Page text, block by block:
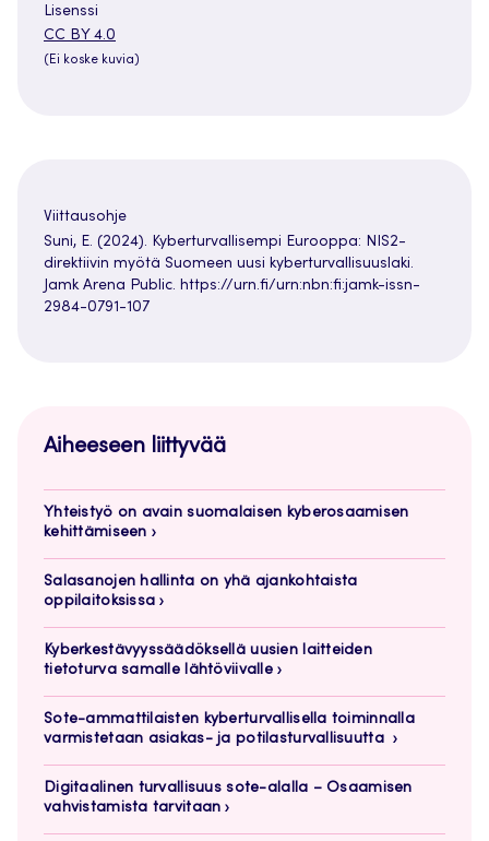
Lisenssi
CC BY 4.0
uuteen
(Ei koske kuvia)
Viittausohje
Suni, E. (2024). Kyberturvallisempi Eurooppa: NIS2-
direktiivin myötä Suomeen uusi kyberturvallisuuslaki.
Jamk Arena Public. https://urn.fi/urn:nbn:fi:jamk-issn-
2984-0791-107
Aiheeseen liittyvää
Yhteistyö on avain suomalaisen kyberosaamisen
kehittämiseen
Salasanojen hallinta on yhä ajankohtaista
oppilaitoksissa
Kyberkestävyyssäädöksellä uusien laitteiden
tietoturva samalle lähtöviivalle
Sote-ammattilaisten kyberturvallisella toiminnalla
varmistetaan asiakas- ja potilasturvallisuutta
Digitaalinen turvallisuus sote-alalla – Osaamisen
vahvistamista tarvitaan